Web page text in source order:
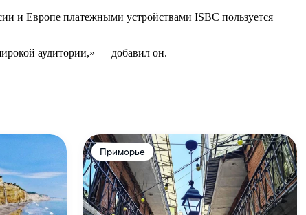
и Европе платежными устройствами ISBC пользуется
аудитории,» — добавил он.